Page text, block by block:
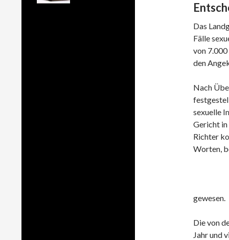
Das
Fälle
von
den
Nach
sexuelle
Gericht
Richter
Worten,
gewesen.
Die von
Jahr und